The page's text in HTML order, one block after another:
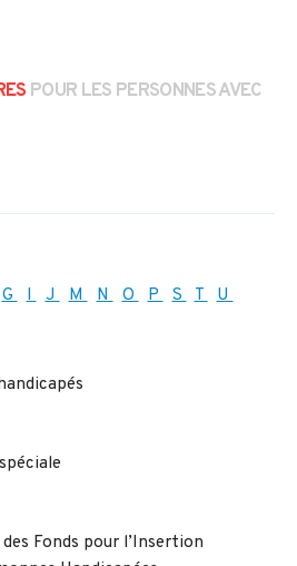
POUR LES PERSONNES AVEC
G I J M N O P S T U
Fonds pour l’Insertion